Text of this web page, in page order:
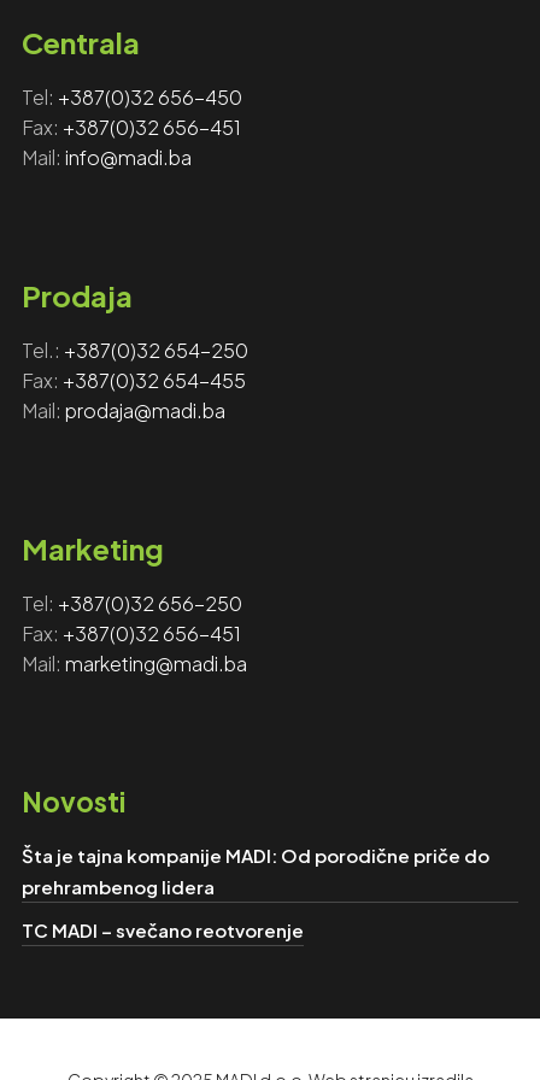
Centrala
Tel: +387(0)32 656-450
Fax: ‎‎ +387(0)32 656-451
Mail: info@madi.ba
Prodaja
Tel.: +387(0)32 654-250
Fax: +387(0)32 654-455
Mail: prodaja@madi.ba
Marketing
Tel: +‎‎387(0)32 656-250
Fax: ‎‎ +387(0)32 656-451
Mail: marketing@madi.ba
Novosti
Šta je tajna kompanije MADI: Od porodične priče do
prehrambenog lidera
TC MADI – svečano reotvorenje